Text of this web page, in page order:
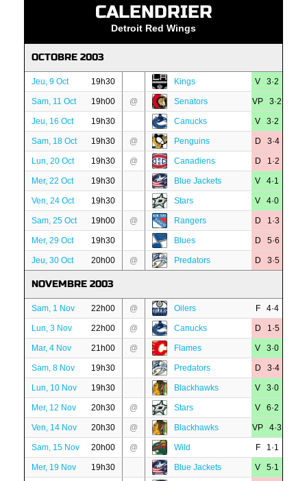
CALENDRIER
Detroit Red Wings
OCTOBRE 2003
Jeu, 9 Oct 19h30 Kings V 3·2
Sam, 11 Oct 19h00 @ Senators VP 3·2
Jeu, 16 Oct 19h30 Canucks V 3·2
Sam, 18 Oct 19h30 @ Penguins D 3·4
Lun, 20 Oct 19h30 @ Canadiens D 1·2
Mer, 22 Oct 19h30 Blue Jackets V 4·1
Ven, 24 Oct 19h30 Stars V 4·0
Sam, 25 Oct 19h00 @ Rangers D 1·3
Mer, 29 Oct 19h30 Blues D 5·6
Jeu, 30 Oct 20h00 @ Predators D 3·5
NOVEMBRE 2003
Sam, 1 Nov 22h00 @ Oilers F 4·4
Lun, 3 Nov 22h00 @ Canucks D 1·5
Mar, 4 Nov 21h00 @ Flames V 3·0
Sam, 8 Nov 19h30 Predators D 3·4
Lun, 10 Nov 19h30 Blackhawks V 3·0
Mer, 12 Nov 20h30 @ Stars V 6·2
Ven, 14 Nov 20h30 @ Blackhawks VP 4·3
Sam, 15 Nov 20h00 @ Wild F 1·1
Mer, 19 Nov 19h30 Blue Jackets V 5·1